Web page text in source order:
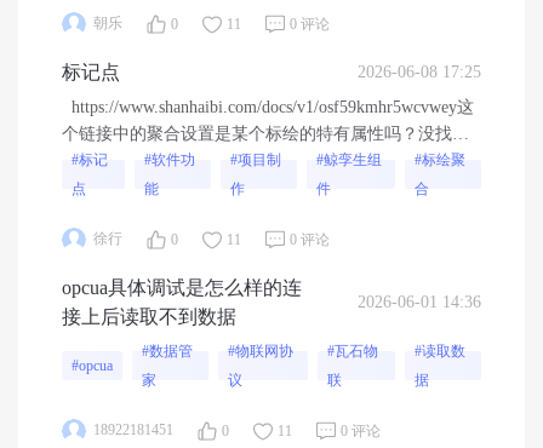
朝乐 0 11 0 评论
标记点
2026-06-08 17:25
https://www.shanhaibi.com/docs/v1/osf59kmhr5wcvwey这
个链接中的聚合设置是某个标绘的特有属性吗？没找到
这个设置项
#标记
点
#软件功
能
#项目制
作
#鲸孪生组
件
#标绘聚
合
徐行 0 11 0 评论
opcua具体调试是怎么样的连
接上后读取不到数据
2026-06-01 14:36
#opcua
#数据管
家
#物联网协
议
#瓦石物
联
#读取数
据
18922181451 0 11 0 评论